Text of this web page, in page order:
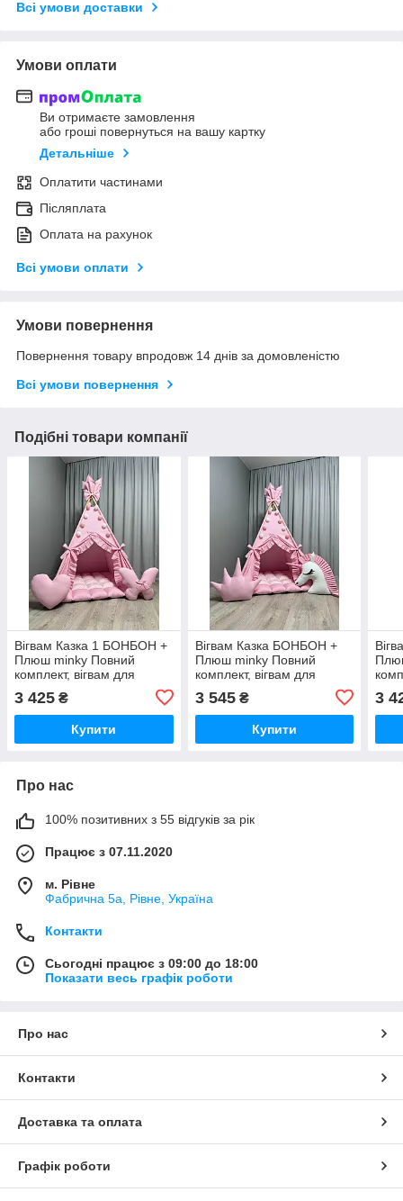
Всі умови доставки
Умови оплати
Ви отримаєте замовлення
або гроші повернуться на вашу картку
Детальніше
Оплатити частинами
Післяплата
Оплата на рахунок
Всі умови оплати
Умови повернення
Повернення товару впродовж 14 днів за домовленістю
Всі умови повернення
Подібні товари компанії
Вігвам Казка 1 БОНБОН +
Плюш minky Повний
комплект, вігвам для
дівчинки, вігвам для дітей,
дитячий вігвам, дитяча
палатка, вігвам
3 425 ₴
Купити
Вігвам Казка БОНБОН +
Плюш minky Повний
комплект, вігвам для
дівчинки, вігвам для дітей,
дитячий вігвам, дитяча
палатка, вігвам
3 545₴
Купити
3
Про нас
100% позитивних з 55 відгуків за рік
Працює з 07.11.2020
м. Рівне
Фабрична 5а, Рівне, Україна
Контакти
Сьогодні працює з 09:00 до 18:00
Показати весь графік роботи
Про нас
Контакти
Доставка та оплата
Графік роботи